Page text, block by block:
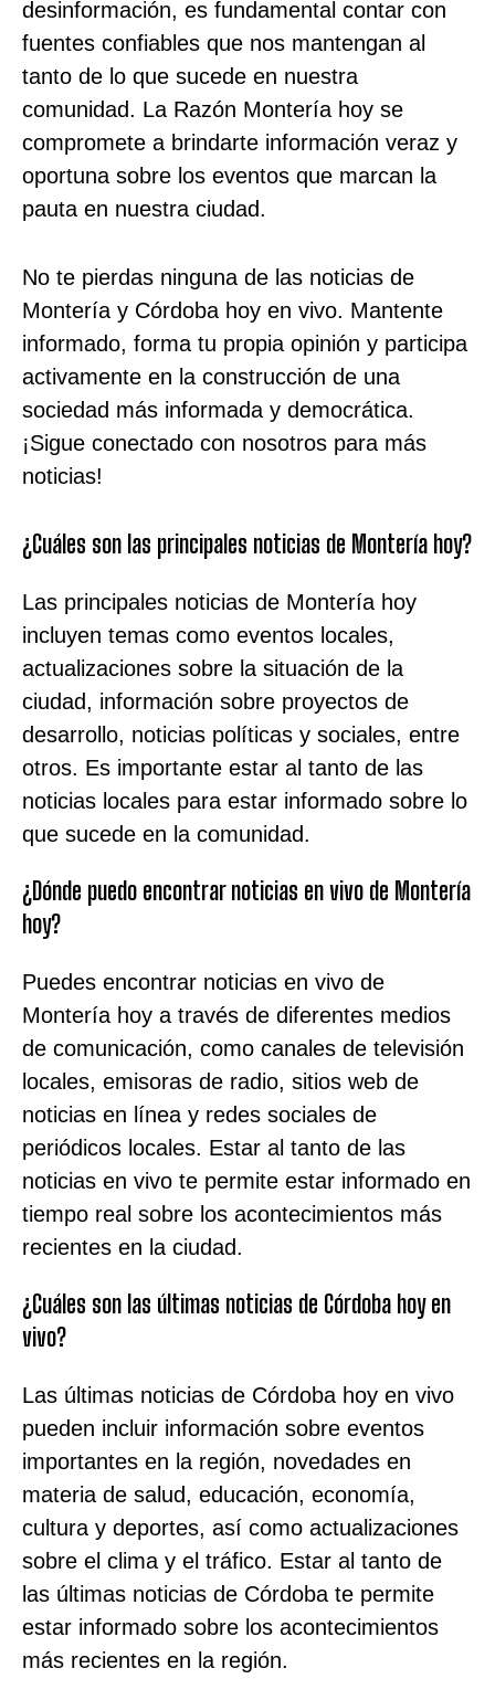
desinformación, es fundamental contar con
fuentes confiables que nos mantengan al
tanto de lo que sucede en nuestra
comunidad. La Razón Montería hoy se
compromete a brindarte información veraz y
oportuna sobre los eventos que marcan la
pauta en nuestra ciudad.
No te pierdas ninguna de las noticias de
Montería y Córdoba hoy en vivo. Mantente
informado, forma tu propia opinión y participa
activamente en la construcción de una
sociedad más informada y democrática.
¡Sigue conectado con nosotros para más
noticias!
¿Cuáles son las principales noticias de Montería hoy?
Las principales noticias de Montería hoy
incluyen temas como eventos locales,
actualizaciones sobre la situación de la
ciudad, información sobre proyectos de
desarrollo, noticias políticas y sociales, entre
otros. Es importante estar al tanto de las
noticias locales para estar informado sobre lo
que sucede en la comunidad.
¿Dónde puedo encontrar noticias en vivo de Montería
hoy?
Puedes encontrar noticias en vivo de
Montería hoy a través de diferentes medios
de comunicación, como canales de televisión
locales, emisoras de radio, sitios web de
noticias en línea y redes sociales de
periódicos locales. Estar al tanto de las
noticias en vivo te permite estar informado en
tiempo real sobre los acontecimientos más
recientes en la ciudad.
¿Cuáles son las últimas noticias de Córdoba hoy en
vivo?
Las últimas noticias de Córdoba hoy en vivo
pueden incluir información sobre eventos
importantes en la región, novedades en
materia de salud, educación, economía,
cultura y deportes, así como actualizaciones
sobre el clima y el tráfico. Estar al tanto de
las últimas noticias de Córdoba te permite
estar informado sobre los acontecimientos
más recientes en la región.